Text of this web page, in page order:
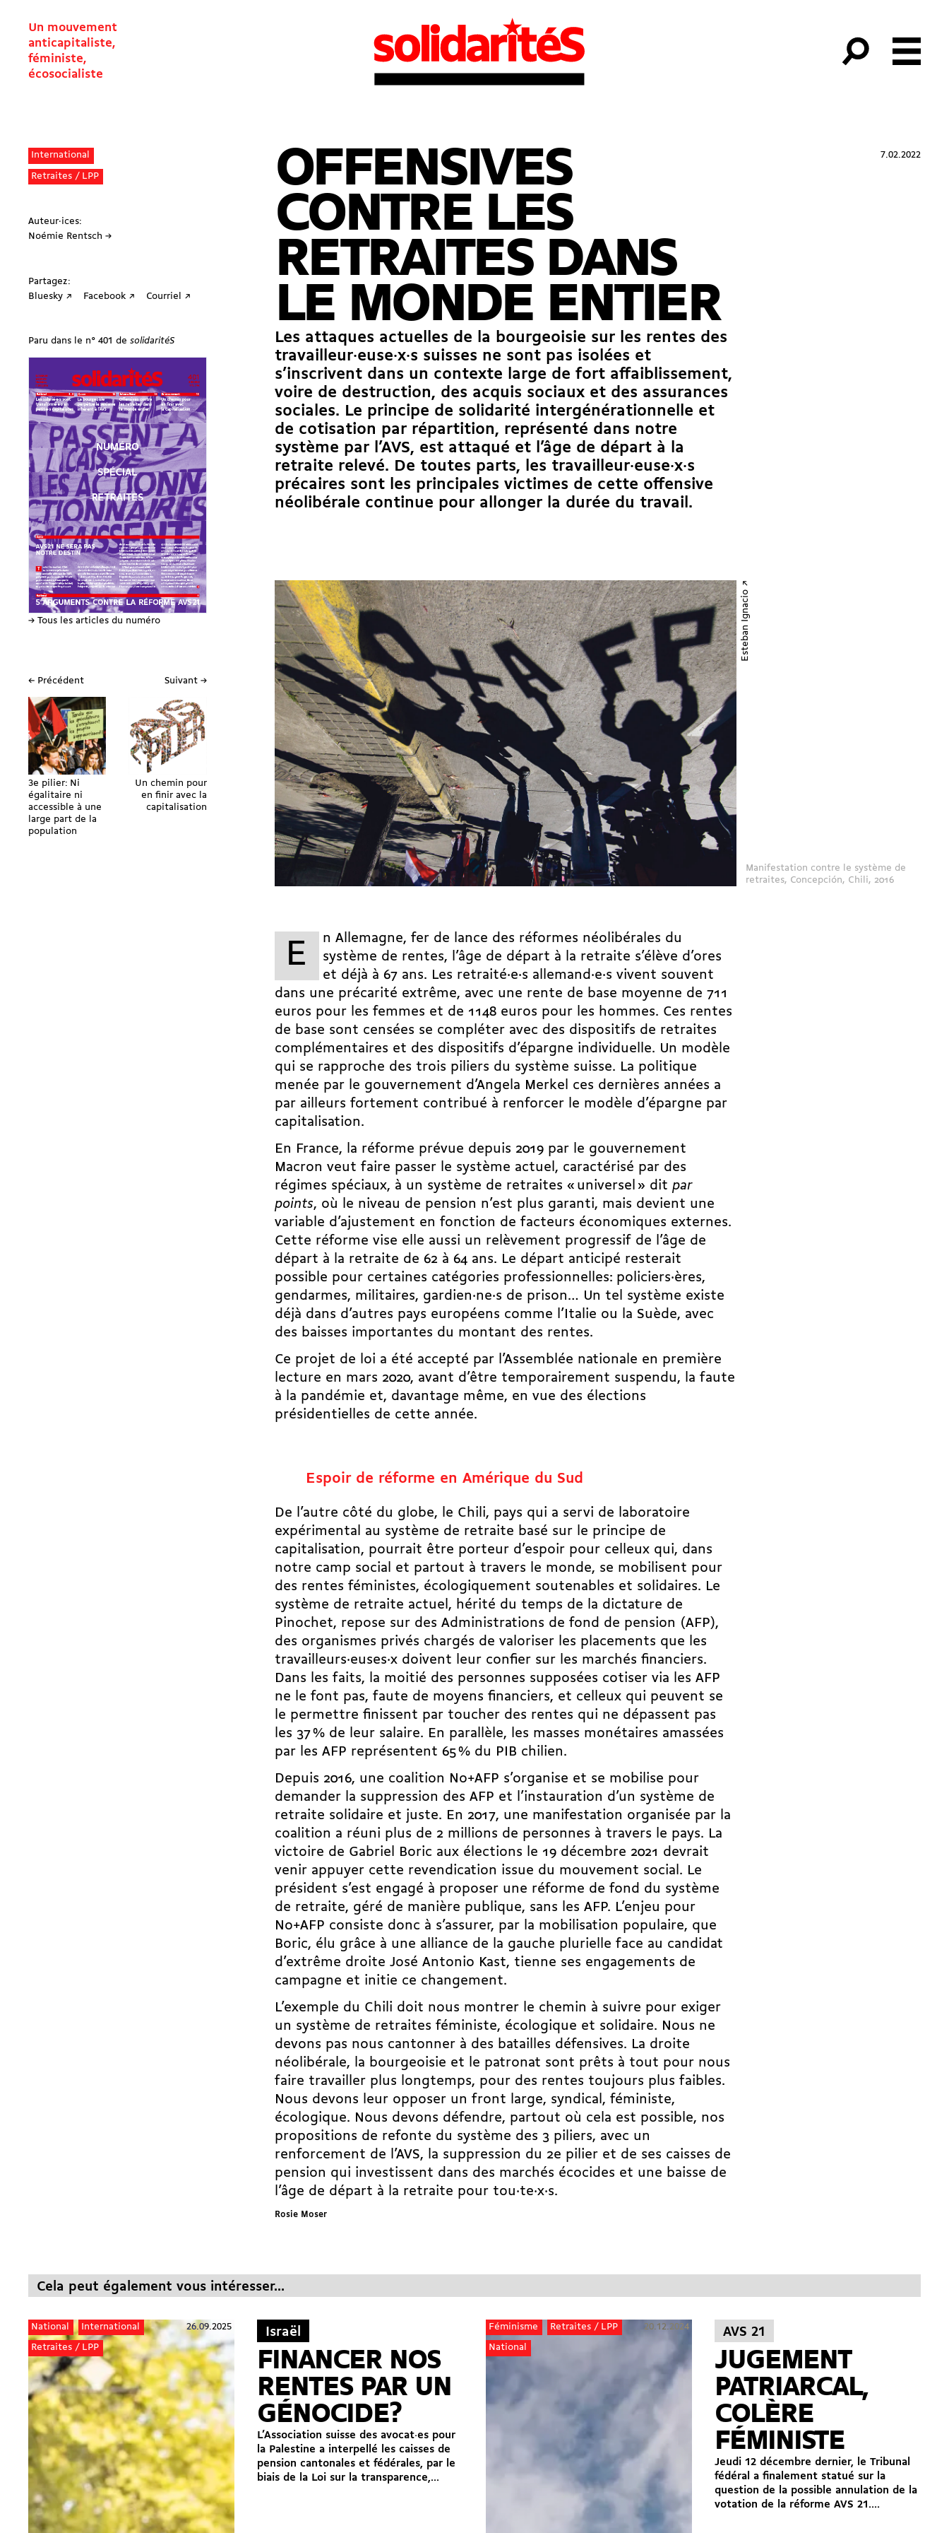
Un mouvement
anticapitaliste,
féministe,
écosocialiste
International
Retraites / LPP
Auteur·ices:
Noémie Rentsch →
Partagez:
Bluesky ↗
Facebook ↗ Courriel ↗
Paru dans le n° 401 de solidaritéS
→ Tous les articles du numéro
← Précédent
3e pilier: Ni
égalitaire ni
accessible à une
large part de la
population
Suivant →
Un chemin pour
en finir avec la
capitalisation
7.02.2022
OFFENSIVES
CONTRE LES
RETRAITES DANS
LE MONDE ENTIER
Les attaques actuelles de la bourgeoisie sur les rentes des
travailleur·euse·x·s suisses ne sont pas isolées et
s’inscrivent dans un contexte large de fort affaiblissement,
voire de destruction, des acquis sociaux et des assurances
sociales. Le principe de solidarité intergénérationnelle et
de cotisation par répartition, représenté dans notre
système par l’AVS, est attaqué et l’âge de départ à la
retraite relevé. De toutes parts, les travailleur·euse·x·s
précaires sont les principales victimes de cette offensive
néolibérale continue pour allonger la durée du travail.
Manifestation contre le système de
retraites, Concepción, Chili, 2016
Esteban Ignacio ↗
E
n Allemagne, fer de lance des réformes néolibérales du
système de rentes, l’âge de départ à la retraite s’élève d’ores
et déjà à 67 ans. Les retraité·e·s allemand·e·s vivent souvent
dans une précarité extrême, avec une rente de base moyenne de 711
euros pour les femmes et de 1148 euros pour les hommes. Ces rentes
de base sont censées se compléter avec des dispositifs de retraites
complémentaires et des dispositifs d’épargne individuelle. Un modèle
qui se rapproche des trois piliers du système suisse. La politique
menée par le gouvernement d’Angela Merkel ces dernières années a
par ailleurs fortement contribué à renforcer le modèle d’épargne par
capitalisation.
En France, la réforme prévue depuis 2019 par le gouvernement
Macron veut faire passer le système actuel, caractérisé par des
régimes spéciaux, à un système de retraites « universel » dit par
points, où le niveau de pension n’est plus garanti, mais devient une
variable d’ajustement en fonction de facteurs économiques externes.
Cette réforme vise elle aussi un relèvement progressif de l’âge de
départ à la retraite de 62 à 64 ans. Le départ anticipé resterait
possible pour certaines catégories professionnelles: policiers·ères,
gendarmes, militaires, gardien·ne·s de prison… Un tel système existe
déjà dans d’autres pays européens comme l’Italie ou la Suède, avec
des baisses importantes du montant des rentes.
Ce projet de loi a été accepté par l’Assemblée nationale en première
lecture en mars 2020, avant d’être temporairement suspendu, la faute
à la pandémie et, davantage même, en vue des élections
présidentielles de cette année.
Espoir de réforme en Amérique du Sud
De l’autre côté du globe, le Chili, pays qui a servi de laboratoire
expérimental au système de retraite basé sur le principe de
capitalisation, pourrait être porteur d’espoir pour celleux qui, dans
notre camp social et partout à travers le monde, se mobilisent pour
des rentes féministes, écologiquement soutenables et solidaires. Le
système de retraite actuel, hérité du temps de la dictature de
Pinochet, repose sur des Administrations de fond de pension (AFP),
des organismes privés chargés de valoriser les placements que les
travailleurs·euses·x doivent leur confier sur les marchés financiers.
Dans les faits, la moitié des personnes supposées cotiser via les AFP
ne le font pas, faute de moyens financiers, et celleux qui peuvent se
le permettre finissent par toucher des rentes qui ne dépassent pas
les 37 % de leur salaire. En parallèle, les masses monétaires amassées
par les AFP représentent 65 % du PIB chilien.
Depuis 2016, une coalition No+AFP s’organise et se mobilise pour
demander la suppression des AFP et l’instauration d’un système de
retraite solidaire et juste. En 2017, une manifestation organisée par la
coalition a réuni plus de 2 millions de personnes à travers le pays. La
victoire de Gabriel Boric aux élections le 19 décembre 2021 devrait
venir appuyer cette revendication issue du mouvement social. Le
président s’est engagé à proposer une réforme de fond du système
de retraite, géré de manière publique, sans les AFP. L’enjeu pour
No+AFP consiste donc à s’assurer, par la mobilisation populaire, que
Boric, élu grâce à une alliance de la gauche plurielle face au candidat
d’extrême droite José Antonio Kast, tienne ses engagements de
campagne et initie ce changement.
L’exemple du Chili doit nous montrer le chemin à suivre pour exiger
un système de retraites féministe, écologique et solidaire. Nous ne
devons pas nous cantonner à des batailles défensives. La droite
néolibérale, la bourgeoisie et le patronat sont prêts à tout pour nous
faire travailler plus longtemps, pour des rentes toujours plus faibles.
Nous devons leur opposer un front large, syndical, féministe,
écologique. Nous devons défendre, partout où cela est possible, nos
propositions de refonte du système des 3 piliers, avec un
renforcement de l’AVS, la suppression du 2e pilier et de ses caisses de
pension qui investissent dans des marchés écocides et une baisse de
l’âge de départ à la retraite pour tou·te·x·s.
Rosie Moser
Cela peut également vous intéresser...
National
International
Retraites / LPP
26.09.2025 Israël
FINANCER NOS
RENTES PAR UN
GÉNOCIDE?
L’Association suisse des avocat·es pour
la Palestine a interpellé les caisses de
pension cantonales et fédérales, par le
biais de la Loi sur la transparence,...
Féminisme
Retraites / LPP
National
20.12.2024 AVS 21
JUGEMENT
PATRIARCAL,
COLÈRE
FÉMINISTE
Jeudi 12 décembre dernier, le Tribunal
fédéral a finalement statué sur la
question de la possible annulation de la
votation de la réforme AVS 21....